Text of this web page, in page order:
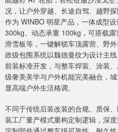
况，让户外穿越、长途自驾、越野
作为 WINBO 明星产品，一体成型
300kg、动态承重 100kg，可搭载露
滑雪板等，一键解锁车顶露营、野
政级包围系统以魏德曼纹为设计主
前装标准开发，与整车焊装、涂装
级奢美美学与户外机能完美融合，
显高端户外生活格调。
不同于传统后装改装的合规、质保
装工厂量产模式重构定制逻辑，深